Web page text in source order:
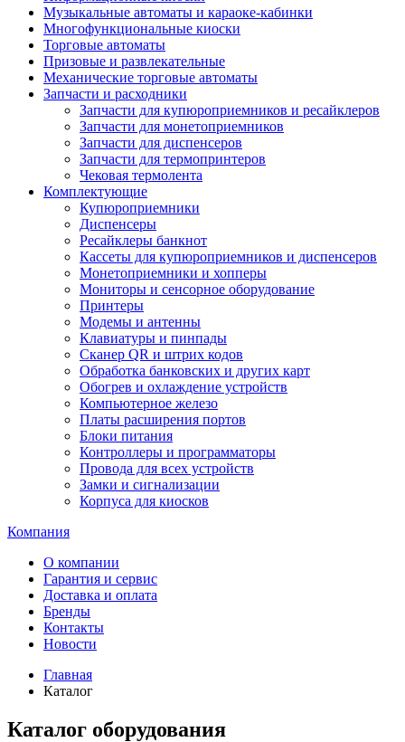
Музыкальные автоматы и караоке-кабинки
Многофункциональные киоски
Торговые автоматы
Призовые и развлекательные
Механические торговые автоматы
Запчасти и расходники
Запчасти для купюроприемников и ресайклеров
Запчасти для монетоприемников
Запчасти для диспенсеров
Запчасти для термопринтеров
Чековая термолента
Комплектующие
Купюроприемники
Диспенсеры
Ресайклеры банкнот
Кассеты для купюроприемников и диспенсеров
Монетоприемники и хопперы
Мониторы и сенсорное оборудование
Принтеры
Модемы и антенны
Клавиатуры и пинпады
Сканер QR и штрих кодов
Обработка банковских и других карт
Обогрев и охлаждение устройств
Компьютерное железо
Платы расширения портов
Блоки питания
Контроллеры и программаторы
Провода для всех устройств
Замки и сигнализации
Корпуса для киосков
Компания
О компании
Гарантия и сервис
Доставка и оплата
Бренды
Контакты
Новости
Главная
Каталог
Каталог оборудования